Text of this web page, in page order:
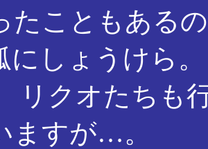
たこともある
にしょうけら
リクオたちも
ますが…。